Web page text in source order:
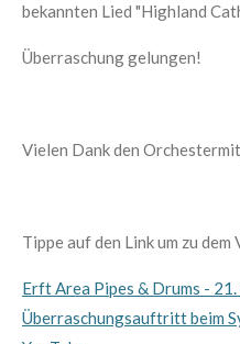
bekannten Lied "Highland
Überraschung gelungen!
Vielen Dank den
Tippe auf den Link um zu
Erft Area Pipes & Drums -
Überraschungsauftritt beim